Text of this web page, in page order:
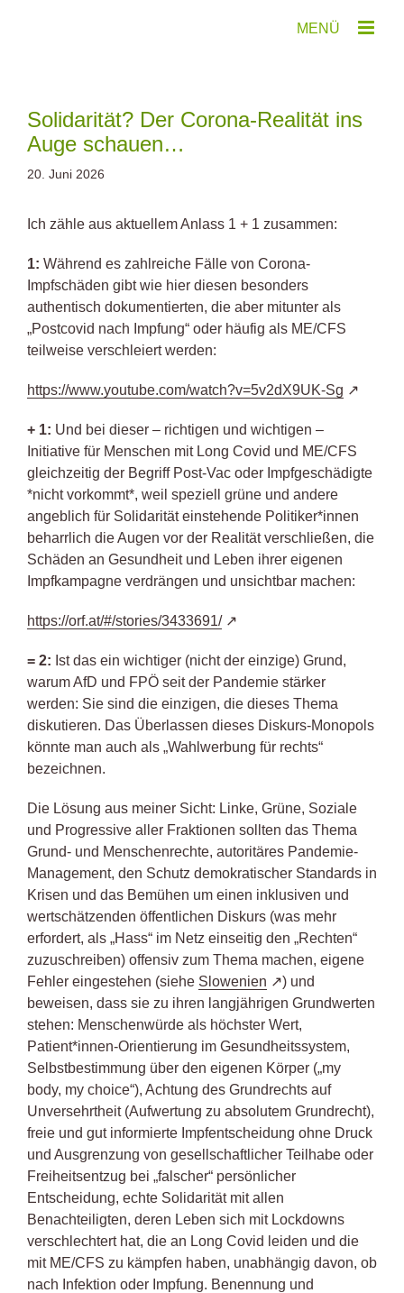
Solidarität? Der Corona-Realität ins
Auge schauen…
20. Juni 2026
Ich zähle aus aktuellem Anlass 1 + 1 zusammen:
1: Während es zahlreiche Fälle von Corona-
Impfschäden gibt wie hier diesen besonders
authentisch dokumentierten, die aber mitunter als
„Postcovid nach Impfung“ oder häufig als ME/CFS
teilweise verschleiert werden:
https://www.youtube.com/watch?v=5v2dX9UK-Sg
+ 1: Und bei dieser – richtigen und wichtigen –
Initiative für Menschen mit Long Covid und ME/CFS
gleichzeitig der Begriff Post-Vac oder Impfgeschädigte
*nicht vorkommt*, weil speziell grüne und andere
angeblich für Solidarität einstehende Politiker*innen
beharrlich die Augen vor der Realität verschließen, die
Schäden an Gesundheit und Leben ihrer eigenen
Impfkampagne verdrängen und unsichtbar machen:
https://orf.at/#/stories/3433691/
= 2: Ist das ein wichtiger (nicht der einzige) Grund,
warum AfD und FPÖ seit der Pandemie stärker
werden: Sie sind die einzigen, die dieses Thema
diskutieren. Das Überlassen dieses Diskurs-Monopols
könnte man auch als „Wahlwerbung für rechts“
bezeichnen.
Die Lösung aus meiner Sicht: Linke, Grüne, Soziale
und Progressive aller Fraktionen sollten das Thema
Grund- und Menschenrechte, autoritäres Pandemie-
Management, den Schutz demokratischer Standards in
Krisen und das Bemühen um einen inklusiven und
wertschätzenden öffentlichen Diskurs (was mehr
erfordert, als „Hass“ im Netz einseitig den „Rechten“
zuzuschreiben) offensiv zum Thema machen, eigene
Fehler eingestehen (siehe Slowenien
) und
beweisen, dass sie zu ihren langjährigen Grundwerten
stehen: Menschenwürde als höchster Wert,
Patient*innen-Orientierung im Gesundheitssystem,
Selbstbestimmung über den eigenen Körper („my
body, my choice“), Achtung des Grundrechts auf
Unversehrtheit (Aufwertung zu absolutem Grundrecht),
freie und gut informierte Impfentscheidung ohne Druck
und Ausgrenzung von gesellschaftlicher Teilhabe oder
Freiheitsentzug bei „falscher“ persönlicher
Entscheidung, echte Solidarität mit allen
Benachteiligten, deren Leben sich mit Lockdowns
verschlechtert hat, die an Long Covid leiden und die
mit ME/CFS zu kämpfen haben, unabhängig davon, ob
nach Infektion oder Impfung. Benennung und